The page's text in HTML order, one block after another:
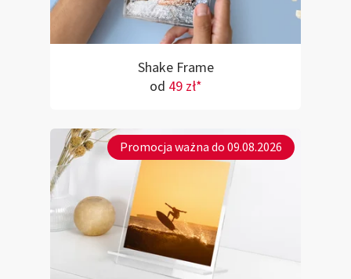
Shake Frame
od 49 zł*
Promocja ważna do 09.08.2026